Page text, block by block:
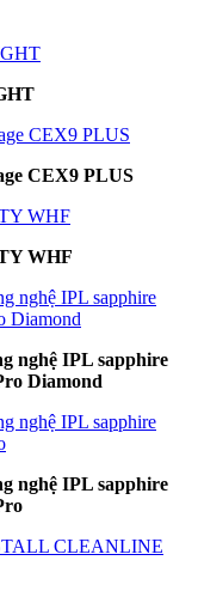
CEX9 PLUS
WHF
nghệ IPL sapphire
Diamond
nghệ IPL sapphire